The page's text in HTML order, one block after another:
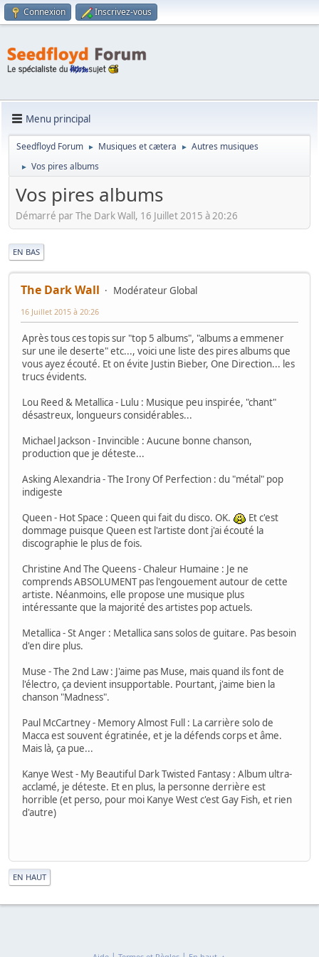
Connexion Inscrivez-vous
Menu principal
Seedfloyd Forum ► Musiques et cætera ► Autres musiques
► Vos pires albums
Vos pires albums
Démarré par The Dark Wall, 16 Juillet 2015 à 20:26
EN BAS
The Dark Wall Modérateur Global
16 Juillet 2015 à 20:26
Après tous ces topis sur "top 5 albums", "albums a emmener
sur une ile deserte" etc..., voici une liste des pires albums que
vous ayez écouté. Et on évite Justin Bieber, One Direction... les
trucs évidents.
Lou Reed & Metallica - Lulu : Musique peu inspirée, "chant"
désastreux, longueurs considérables...
Michael Jackson - Invincible : Aucune bonne chanson,
production que je déteste...
Asking Alexandria - The Irony Of Perfection : du "métal" pop
indigeste
Queen - Hot Space : Queen qui fait du disco. OK.
Et c'est
dommage puisque Queen est l'artiste dont j'ai écouté la
discographie le plus de fois.
Christine And The Queens - Chaleur Humaine : Je ne
comprends ABSOLUMENT pas l'engouement autour de cette
artiste. Néanmoins, elle propose une musique plus
intéressante que la majorité des artistes pop actuels.
Metallica - St Anger : Metallica sans solos de guitare. Pas besoin
d'en dire plus.
Muse - The 2nd Law : J'aime pas Muse, mais quand ils font de
l'électro, ça devient insupportable. Pourtant, j'aime bien la
chanson "Madness".
Paul McCartney - Memory Almost Full : La carrière solo de
Macca est souvent égratinée, et je la défends corps et âme.
Mais là, ça pue...
Kanye West - My Beautiful Dark Twisted Fantasy : Album ultra-
acclamé, je déteste. Et en plus, la personne derrière est
horrible (et perso, pour moi Kanye West c'est Gay Fish, et rien
d'autre)
EN HAUT